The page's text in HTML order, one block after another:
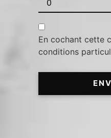
En cochant cette
conditions